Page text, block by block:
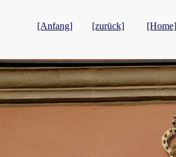
[Anfang] [zurück] [Home]